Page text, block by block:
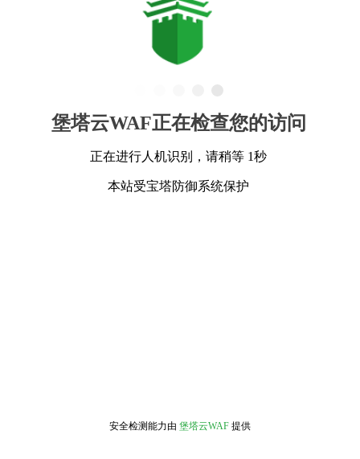
堡塔云WAF正在检查您的访问
正在进行人机识别，请稍等 1秒
本站受宝塔防御系统保护
安全检测能力由 堡塔云WAF 提供